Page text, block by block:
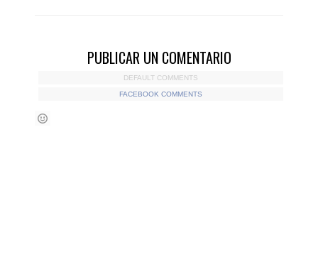
PUBLICAR UN COMENTARIO
DEFAULT COMMENTS
FACEBOOK COMMENTS